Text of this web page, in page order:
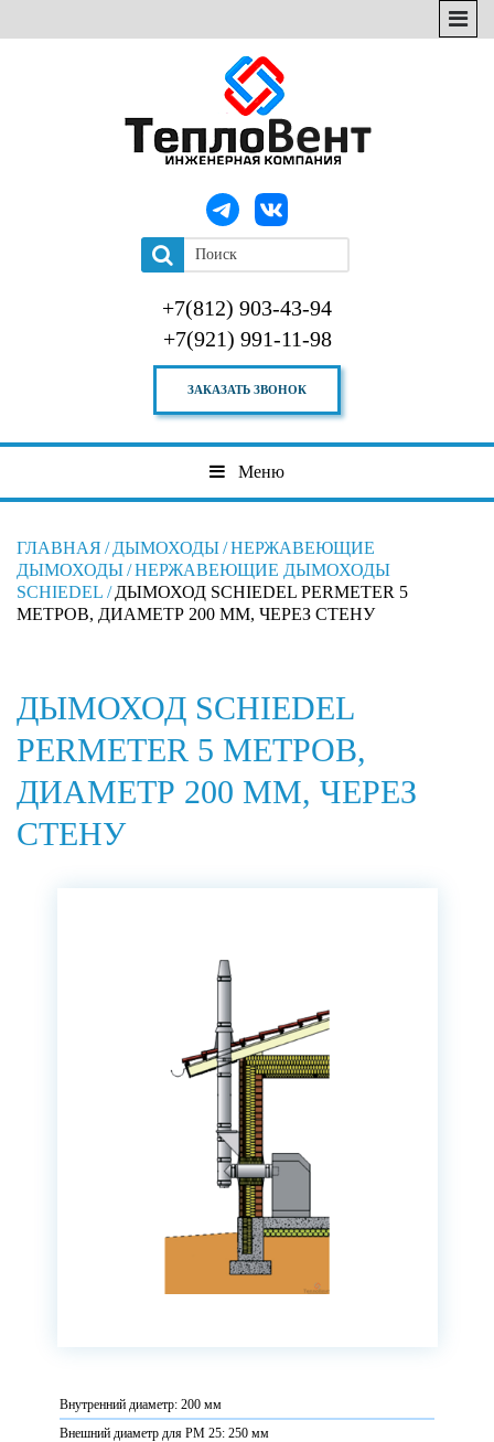
+7(812) 903-43-94
+7(921) 991-11-98
ЗАКАЗАТЬ ЗВОНОК
Меню
ГЛАВНАЯ / ДЫМОХОДЫ/НЕРЖАВЕЮЩИЕ
ДЫМОХОДЫ/НЕРЖАВЕЮЩИЕ ДЫМОХОДЫ
SCHIEDEL / ДЫМОХОД SCHIEDEL PERMETER 5
МЕТРОВ, ДИАМЕТР 200 ММ, ЧЕРЕЗ СТЕНУ
ДЫМОХОД SCHIEDEL
PERMETER 5 МЕТРОВ,
ДИАМЕТР 200 ММ, ЧЕРЕЗ
СТЕНУ
Внутренний диаметр: 200 мм
Внешний диаметр для PM 25: 250 мм